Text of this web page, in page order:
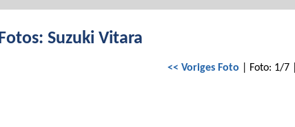
Fotos: Suzuki Vitara
<< Voriges Foto | Foto: 1/7 |